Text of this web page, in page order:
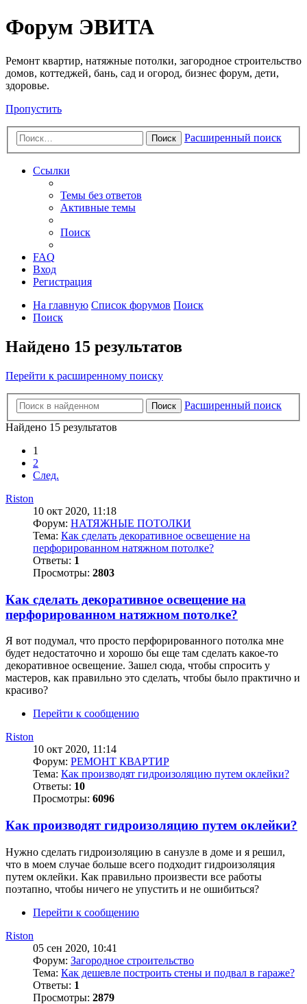
Регистрация
Форум ЭВИТА
Ремонт квартир, натяжные потолки, загородное строительство
домов, коттеджей, бань, сад и огород, бизнес форум, дети,
здоровье.
Пропустить
Поиск Расширенный поиск
Ссылки
Темы без ответов
Активные темы
Поиск
FAQ
Вход
Регистрация
На главную Список форумов Поиск
Поиск
Найдено 15 результатов
Перейти к расширенному поиску
Поиск
Расширенный поиск
Найдено 15 результатов
1
2
След.
Riston
10 окт 2020, 11:18
Форум: НАТЯЖНЫЕ ПОТОЛКИ
Тема: Как сделать декоративное освещение на
перфорированном натяжном потолке?
Ответы: 1
Просмотры: 2803
Как сделать декоративное освещение на
перфорированном натяжном потолке?
Я вот подумал, что просто перфорированного потолка мне
будет недостаточно и хорошо бы еще там сделать какое-то
декоративное освещение. Зашел сюда, чтобы спросить у
мастеров, как правильно это сделать, чтобы было практично и
красиво?
Перейти к сообщению
Riston
10 окт 2020, 11:14
Форум: РЕМОНТ КВАРТИР
Тема: Как производят гидроизоляцию путем оклейки?
Ответы: 10
Просмотры: 6096
Как производят гидроизоляцию путем оклейки?
Нужно сделать гидроизоляцию в санузле в доме и я решил,
что в моем случае больше всего подходит гидроизоляция
путем оклейки. Как правильно произвести все работы
поэтапно, чтобы ничего не упустить и не ошибиться?
Перейти к сообщению
Riston
05 сен 2020, 10:41
Форум: Загородное строительство
Тема: Как дешевле построить стены и подвал в гараже?
Ответы: 1
Просмотры: 2879